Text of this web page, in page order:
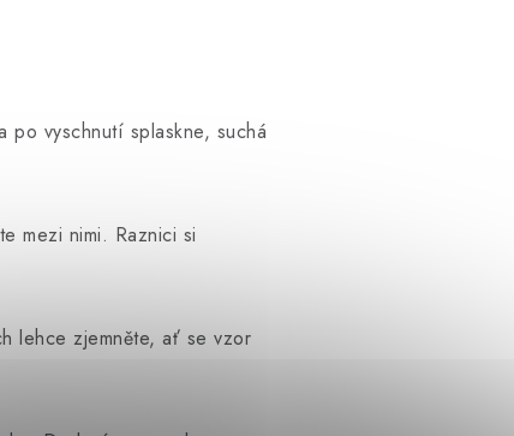
po vyschnutí splaskne, suchá
mezi nimi. Raznici si
lehce zjemněte, ať se vzor